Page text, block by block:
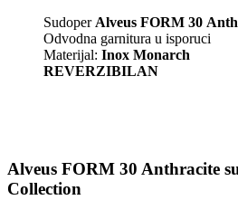
Sudoper Alveus FORM 30
Odvodna garnitura u isporuci
Materijal: Inox Monarch
REVERZIBILAN
Alveus FORM 30 Anthracite
Collection